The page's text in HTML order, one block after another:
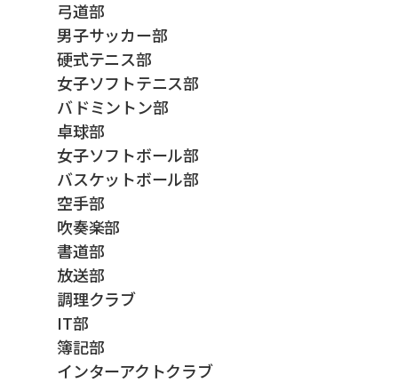
弓道部
男子サッカー部
硬式テニス部
女子ソフトテニス部
バドミントン部
卓球部
女子ソフトボール部
バスケットボール部
空手部
吹奏楽部
書道部
放送部
調理クラブ
IT部
簿記部
インターアクトクラブ